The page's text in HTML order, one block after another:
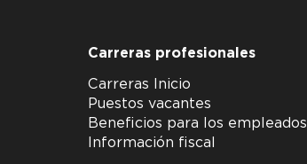
Carreras profesionales
Carreras Inicio
Puestos vacantes
Beneficios para los empleados
Información fiscal